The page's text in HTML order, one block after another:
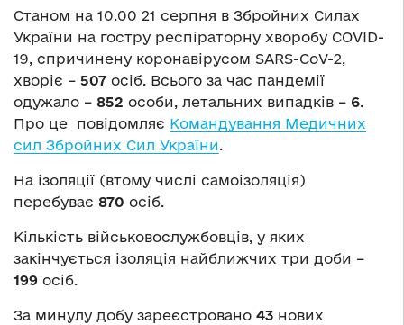
Станом на 10.00 21 серпня в Збройних Силах
України на гостру респіраторну хворобу COVID-
19, спричинену коронавірусом SARS-CoV-2,
хворіє – 507 осіб. Всього за час пандемії
одужало – 852 особи, летальних випадків – 6.
Про це повідомляє Командування Медичних
сил Збройних Сил України.
На ізоляції (втому числі самоізоляція)
перебуває 870 осіб.
Кількість військовослужбовців, у яких
закінчується ізоляція найближчих три доби –
199 осіб.
За минулу добу зареєстровано 43 нових